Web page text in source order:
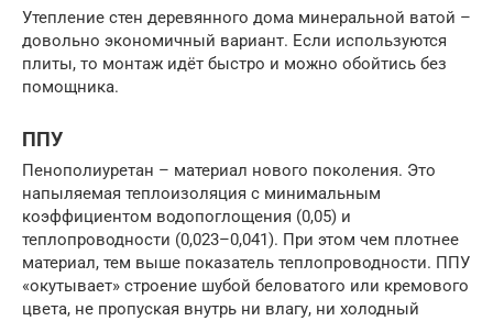
Утепление стен деревянного дома минеральной ватой –
довольно экономичный вариант. Если используются
плиты, то монтаж идёт быстро и можно обойтись без
помощника.
ППУ
Пенополиуретан – материал нового поколения. Это
напыляемая теплоизоляция с минимальным
коэффициентом водопоглощения (0,05) и
теплопроводности (0,023–0,041). При этом чем плотнее
материал, тем выше показатель теплопроводности. ППУ
«окутывает» строение шубой беловатого или кремового
цвета, не пропуская внутрь ни влагу, ни холодный